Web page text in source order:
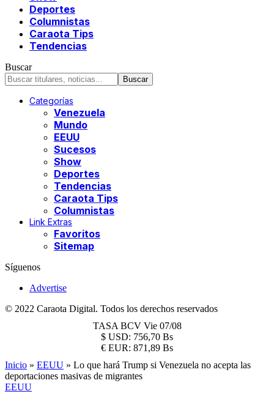
Deportes
Columnistas
Caraota Tips
Tendencias
Buscar
Categorías
Venezuela
Mundo
EEUU
Sucesos
Show
Deportes
Tendencias
Caraota Tips
Columnistas
Link Extras
Favoritos
Sitemap
Síguenos
Advertise
© 2022 Caraota Digital. Todos los derechos reservados
TASA BCV Vie 07/08
$ USD: 756,70 Bs
€ EUR: 871,89 Bs
Inicio » EEUU » Lo que hará Trump si Venezuela no acepta las
deportaciones masivas de migrantes
EEUU